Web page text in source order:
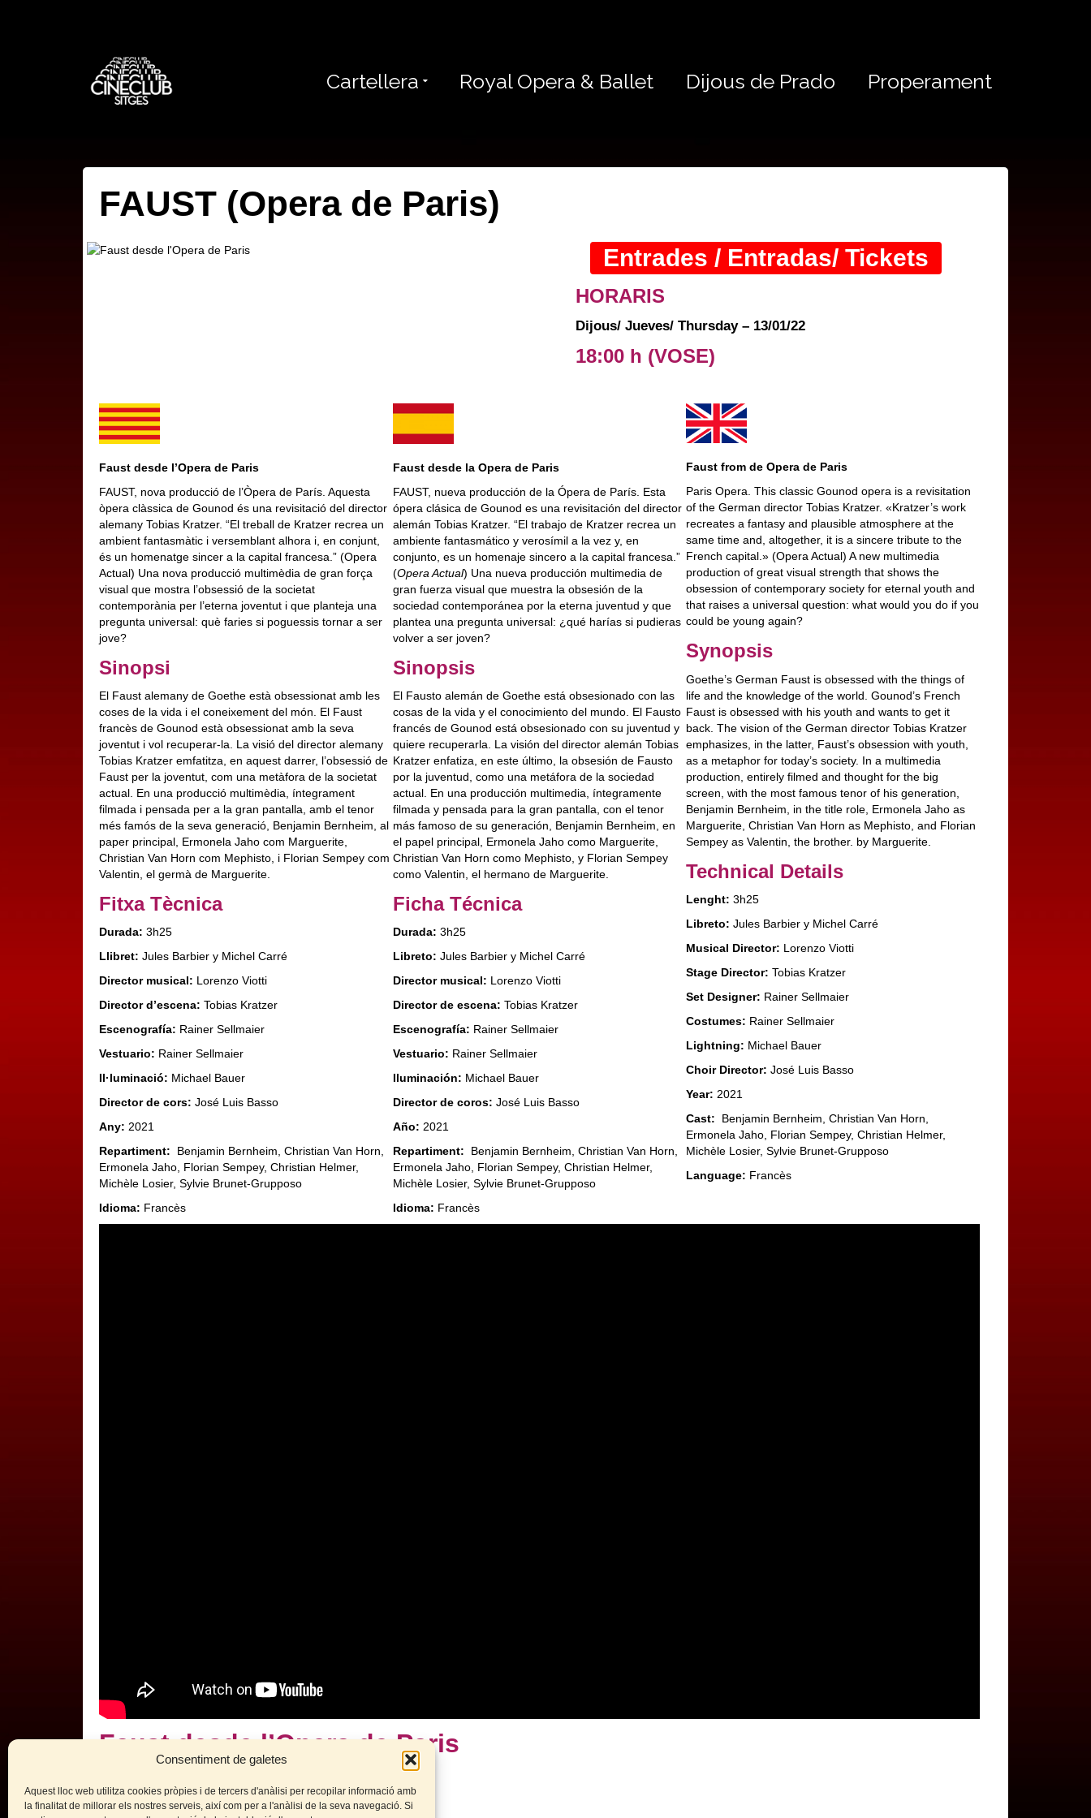
Consentiment de galetes
Aquest lloc web utilitza cookies pròpies i de tercers d'anàlisi per recopilar informació amb
la finalitat de millorar els nostres serveis, així com per a l'anàlisi de la seva navegació. Si
Cartellera Royal Opera & Ballet Dijous de Prado Properament
FAUST (Opera de Paris)
Entrades / Entradas/ Tickets
HORARIS
Dijous/ Jueves/ Thursday – 13/01/22
18:00 h (VOSE)
Faust desde l’Opera de Paris
FAUST, nova producció de l’Òpera de París. Aquesta
òpera clàssica de Gounod és una revisitació del director
alemany Tobias Kratzer. “El treball de Kratzer recrea un
ambient fantasmàtic i versemblant alhora i, en conjunt,
és un homenatge sincer a la capital francesa.” (Opera
Actual) Una nova producció multimèdia de gran força
visual que mostra l’obsessió de la societat
contemporània per l’eterna joventut i que planteja una
pregunta universal: què faries si poguessis tornar a ser
jove?
Sinopsi
El Faust alemany de Goethe està obsessionat amb les
coses de la vida i el coneixement del món. El Faust
francès de Gounod està obsessionat amb la seva
joventut i vol recuperar-la. La visió del director alemany
Tobias Kratzer emfatitza, en aquest darrer, l’obsessió de
Faust per la joventut, com una metàfora de la societat
actual. En una producció multimèdia, íntegrament
filmada i pensada per a la gran pantalla, amb el tenor
més famós de la seva generació, Benjamin Bernheim, al
paper principal, Ermonela Jaho com Marguerite,
Christian Van Horn com Mephisto, i Florian Sempey com
Valentin, el germà de Marguerite.
Fitxa Tècnica
Durada: 3h25
Llibret: Jules Barbier y Michel Carré
Director musical: Lorenzo Viotti
Director d’escena: Tobias Kratzer
Escenografía: Rainer Sellmaier
Vestuario: Rainer Sellmaier
Il·luminació: Michael Bauer
Director de cors: José Luis Basso
Any: 2021
Repartiment: Benjamin Bernheim, Christian Van Horn,
Ermonela Jaho, Florian Sempey, Christian Helmer,
Michèle Losier, Sylvie Brunet‑Grupposo
Idioma: Francès
Faust desde la Opera de Paris
FAUST, nueva producción de la Ópera de París. Esta
ópera clásica de Gounod es una revisitación del director
alemán Tobias Kratzer. “El trabajo de Kratzer recrea un
ambiente fantasmático y verosímil a la vez y, en
conjunto, es un homenaje sincero a la capital francesa.”
(Opera Actual) Una nueva producción multimedia de
gran fuerza visual que muestra la obsesión de la
sociedad contemporánea por la eterna juventud y que
plantea una pregunta universal: ¿qué harías si pudieras
volver a ser joven?
Sinopsis
El Fausto alemán de Goethe está obsesionado con las
cosas de la vida y el conocimiento del mundo. El Fausto
francés de Gounod está obsesionado con su juventud y
quiere recuperarla. La visión del director alemán Tobias
Kratzer enfatiza, en este último, la obsesión de Fausto
por la juventud, como una metáfora de la sociedad
actual. En una producción multimedia, íntegramente
filmada y pensada para la gran pantalla, con el tenor
más famoso de su generación, Benjamin Bernheim, en
el papel principal, Ermonela Jaho como Marguerite,
Christian Van Horn como Mephisto, y Florian Sempey
como Valentin, el hermano de Marguerite.
Ficha Técnica
Durada: 3h25
Libreto: Jules Barbier y Michel Carré
Director musical: Lorenzo Viotti
Director de escena: Tobias Kratzer
Escenografía: Rainer Sellmaier
Vestuario: Rainer Sellmaier
Iluminación: Michael Bauer
Director de coros: José Luis Basso
Año: 2021
Repartiment: Benjamin Bernheim, Christian Van Horn,
Ermonela Jaho, Florian Sempey, Christian Helmer,
Michèle Losier, Sylvie Brunet‑Grupposo
Idioma: Francès
Faust from de Opera de Paris
Paris Opera. This classic Gounod opera is a revisitation
of the German director Tobias Kratzer. «Kratzer’s work
recreates a fantasy and plausible atmosphere at the
same time and, altogether, it is a sincere tribute to the
French capital.» (Opera Actual) A new multimedia
production of great visual strength that shows the
obsession of contemporary society for eternal youth and
that raises a universal question: what would you do if you
could be young again?
Synopsis
Goethe’s German Faust is obsessed with the things of
life and the knowledge of the world. Gounod’s French
Faust is obsessed with his youth and wants to get it
back. The vision of the German director Tobias Kratzer
emphasizes, in the latter, Faust’s obsession with youth,
as a metaphor for today’s society. In a multimedia
production, entirely filmed and thought for the big
screen, with the most famous tenor of his generation,
Benjamin Bernheim, in the title role, Ermonela Jaho as
Marguerite, Christian Van Horn as Mephisto, and Florian
Sempey as Valentin, the brother. by Marguerite.
Technical Details
Lenght: 3h25
Libreto: Jules Barbier y Michel Carré
Musical Director: Lorenzo Viotti
Stage Director: Tobias Kratzer
Set Designer: Rainer Sellmaier
Costumes: Rainer Sellmaier
Lightning: Michael Bauer
Choir Director: José Luis Basso
Year: 2021
Cast: Benjamin Bernheim, Christian Van Horn,
Ermonela Jaho, Florian Sempey, Christian Helmer,
Michèle Losier, Sylvie Brunet‑Grupposo
Language: Francès
Faust desde l’Opera de Paris
Facebook
Twitter
WhatsApp
Telegram
EmailComparteix